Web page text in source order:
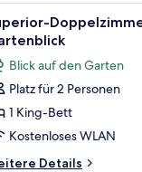
einem Nachttisch,
5
Blick auf den Garten
Platz für 2 Personen
1 King-Bett
Kostenloses WLAN
Details